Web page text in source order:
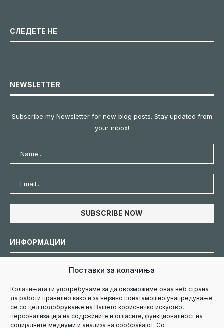
Поставки за колачиња
Колачињата ги употребуваме за да овозможиме оваа веб страна
да работи правилно како и за нејзино понатамошно унапредување
се со цел подобрување на Вашето корисничко искуство,
персонализација на содржините и огласите, функционалност на
социјалните медиуми и анализа на сообраќајот. Со
СЛЕДЕТЕ НЕ
NEWSLETTER
Subscribe my Newsletter for new blog posts. Stay updated from
your inbox!
ИНФОРМАЦИИ
Политика за приватност